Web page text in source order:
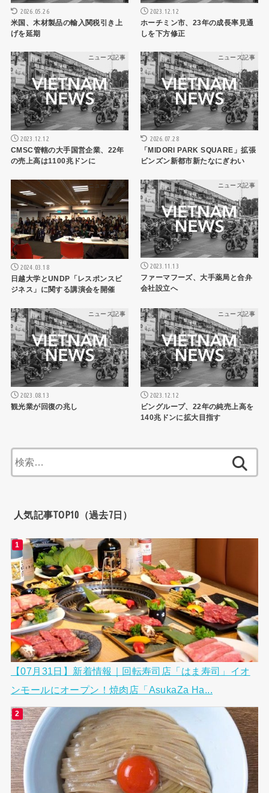
2026.05.26
米国、木材製品の輸入関税引き上
げを延期
2023.12.12
ホーチミン市、23年の成長率見通
しを下方修正
ニュース記事
2023.12.12
CMSC管轄の大手国営企業、22年
の売上高は1100兆ドンに
ニュース記事
2026.07.28
「MIDORI PARK SQUARE」拡張
ビンズン新都市新たなにぎわい
ニュース記事
2024.03.18
日越大学とUNDP「レスポンスビ
ジネス」に関する講演会を開催
ニュース記事
2023.11.13
ファーマフーズ、大手薬局と合弁
会社設立へ
ニュース記事
2023.08.13
観光業が回復の兆し
ニュース記事
2023.12.12
ビングループ、22年の純売上高を
140兆ドンに拡大目指す
索:
人気記事TOP10（過去7日）
【07月31日】新着情報｜回転寿司店「はま寿司」イオ
ンモールにオープン！焼肉店「AsukaZa Ha...